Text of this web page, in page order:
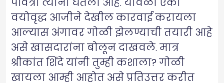
वयोवृद्ध आजीने देखील कारवाई करायला
आल्यास अंगावर गोळी झेलण्याची तयारी आहे
असे खासदारांना बोलून दाखवले. मात्र
श्रीकांत शिंदे यांनी तुम्ही कशाला? गोळी
खायला आम्ही आहोत असे प्रतिउत्तर करीत